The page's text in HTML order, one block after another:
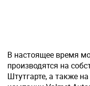
В настоящее время
производятся на
Штутгарте, а также